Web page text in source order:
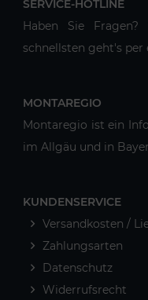
SERVICE-HOTLINE
Haben Sie
schnellsten geht's per
MONTAREGIO
Montaregio ist ein
im Allgäu und in
KUNDENSERVICE
Versandkosten /
Zahlungsarten
Datenschutz
Widerrufsrecht